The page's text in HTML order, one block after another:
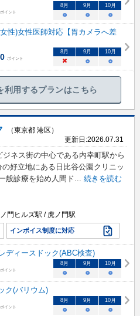
ポイント
8 月 9 月 10月
○ ○ ○
性)女性医師対応【胃カメラへ差
ポイント
8 月 9 月 10月
× ○ ○
利用するプランはこちら
（東京都 港区）
更新日:2026.07.31
ジネス街の中心である内幸町駅から
の好立地にある日比谷公園クリニッ
般診療を始め人間ド... 続きを読む
門ヒルズ駅 / 虎ノ門駅
インボイス制度に対応
ディースドック(ABC検査)
ポイント
8月 9月 10月
○ ○ ○
ク(バリウム)
ポイント
8月 9月 10月
○ ○ ○